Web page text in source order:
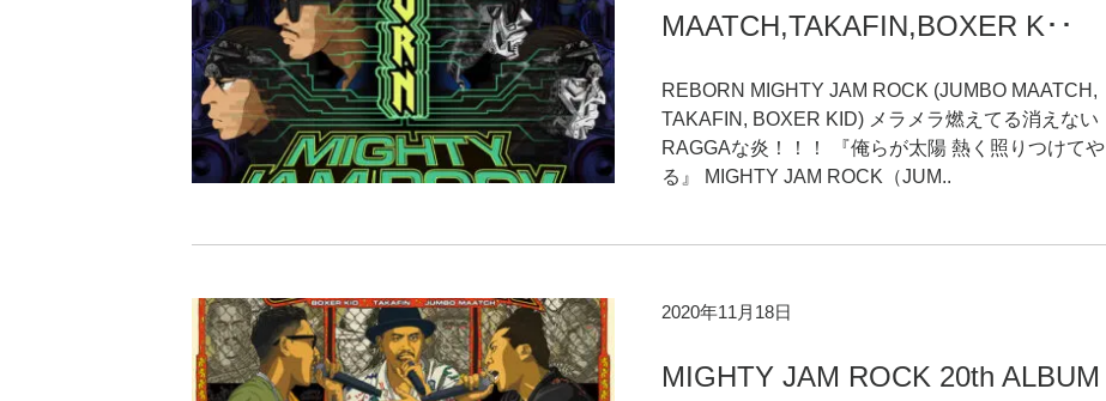
MAATCH,TAKAFIN,BOXER K･･
REBORN MIGHTY JAM ROCK (JUMBO MAATCH,
TAKAFIN, BOXER KID) メラメラ燃えてる消えない
RAGGAな炎！！！ 『俺らが太陽 熱く照りつけてや
る』 MIGHTY JAM ROCK（JUM..
2020年11月18日
MIGHTY JAM ROCK 20th ALBUM